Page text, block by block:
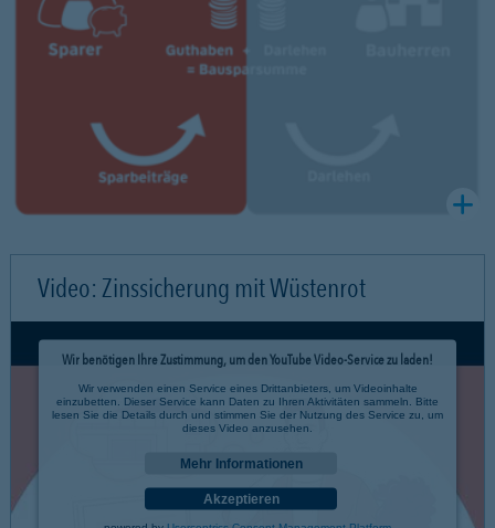
Video: Zinssicherung mit Wüstenrot
Wir benötigen Ihre Zustimmung, um den YouTube Video-Service zu laden!
Wir verwenden einen Service eines Drittanbieters, um Videoinhalte
einzubetten. Dieser Service kann Daten zu Ihren Aktivitäten sammeln. Bitte
lesen Sie die Details durch und stimmen Sie der Nutzung des Service zu, um
dieses Video anzusehen.
Mehr Informationen
Akzeptieren